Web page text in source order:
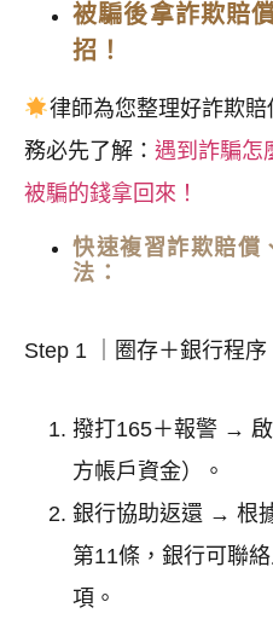
被騙後拿詐欺賠
招！
律師為您整理好詐欺
務必先了解： 遇到詐騙怎
被騙的錢拿回來！
快速複習詐欺賠償
法：
Step 1 ｜圈存＋銀行程序
撥打165＋報警 →
方帳戶資金）。
銀行協助返還 → 根
第11條，銀行可聯
項。